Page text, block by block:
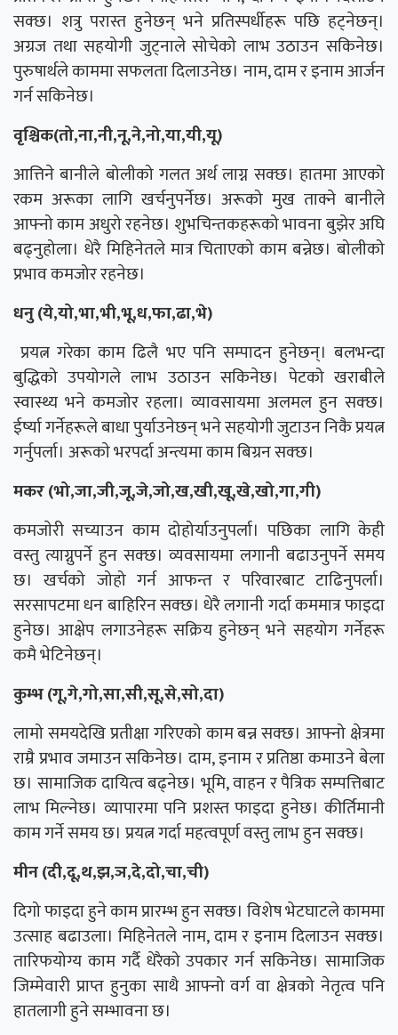
सक्छ। शत्रु परास्त हुनेछन् भने प्रतिस्पर्धीहरू पछि हट्नेछन्।
अग्रज तथा सहयोगी जुट्नाले सोचेको लाभ उठाउन सकिनेछ।
पुरुषार्थले काममा सफलता दिलाउनेछ। नाम, दाम र इनाम आर्जन
गर्न सकिनेछ।
वृश्चिक(तो,ना,नी,नू,ने,नो,या,यी,यू)
आत्तिने बानीले बोलीको गलत अर्थ लाग्न सक्छ। हातमा आएको
रकम अरूका लागि खर्चनुपर्नेछ। अरूको मुख ताक्ने बानीले
आफ्नो काम अधुरो रहनेछ। शुभचिन्तकहरूको भावना बुझेर अघि
बढ्नुहोला। धेरै मिहिनेतले मात्र चिताएको काम बन्नेछ। बोलीको
प्रभाव कमजोर रहनेछ।
धनु (ये,यो,भा,भी,भू,ध,फा,ढा,भे)
प्रयत्न गरेका काम ढिलै भए पनि सम्पादन हुनेछन्। बलभन्दा
बुद्धिको उपयोगले लाभ उठाउन सकिनेछ। पेटको खराबीले
स्वास्थ्य भने कमजोर रहला। व्यावसायमा अलमल हुन सक्छ।
ईर्ष्या गर्नेहरूले बाधा पुर्याउनेछन् भने सहयोगी जुटाउन निकै प्रयत्न
गर्नुपर्ला। अरूकाे भरपर्दा अन्त्यमा काम बिग्रन सक्छ।
मकर (भो,जा,जी,जू,जे,जो,ख,खी,खू,खे,खो,गा,गी)
कमजाेरी सच्याउन काम दोहोर्याउनुपर्ला। पछिका लागि केही
वस्तु त्याग्नुपर्ने हुन सक्छ। व्यवसायमा लगानी बढाउनुपर्ने समय
छ। खर्चको जोहो गर्न आफन्त र परिवारबाट टाढिनुपर्ला।
सरसापटमा धन बाहिरिन सक्छ। धेरै लगानी गर्दा कममात्र फाइदा
हुनेछ। आक्षेप लगाउनेहरू सक्रिय हुनेछन् भने सहयोग गर्नेहरू
कमै भेटिनेछन्।
कुम्भ (गू,गे,गो,सा,सी,सू,से,सो,दा)
लामो समयदेखि प्रतीक्षा गरिएको काम बन्न सक्छ। आफ्नो क्षेत्रमा
राम्रै प्रभाव जमाउन सकिनेछ। दाम, इनाम र प्रतिष्ठा कमाउने बेला
छ। सामाजिक दायित्व बढ्नेछ। भूमि, वाहन र पैत्रिक सम्पत्तिबाट
लाभ मिल्नेछ। व्यापारमा पनि प्रशस्त फाइदा हुनेछ। कीर्तिमानी
काम गर्ने समय छ। प्रयत्न गर्दा महत्वपूर्ण वस्तु लाभ हुन सक्छ।
मीन (दी,दू,थ,झ,ञ,दे,दो,चा,ची)
दिगो फाइदा हुने काम प्रारम्भ हुन सक्छ। विशेष भेटघाटले काममा
उत्साह बढाउला। मिहिनेतले नाम, दाम र इनाम दिलाउन सक्छ।
तारिफयोग्य काम गर्दै धेरैको उपकार गर्न सकिनेछ। सामाजिक
जिम्मेवारी प्राप्त हुनुका साथै आफ्नो वर्ग वा क्षेत्रको नेतृत्व पनि
हातलागी हुने सम्भावना छ।